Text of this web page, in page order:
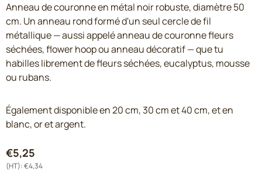
Anneau de couronne en métal noir robuste, diamètre 50
cm. Un anneau rond formé d'un seul cercle de fil
métallique — aussi appelé anneau de couronne fleurs
séchées, flower hoop ou anneau décoratif — que tu
habilles librement de fleurs séchées, eucalyptus, mousse
ou rubans.
Également disponible en 20 cm, 30 cm et 40 cm, et en
blanc, or et argent.
€5,25
(HT):€4,34